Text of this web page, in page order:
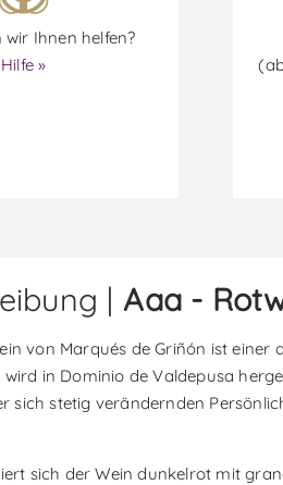
wir Ihnen helfen?
Hilfe »
| Aaa -
von Marqués de Griñón ist
in Dominio de Valdepusa
sich stetig verändernden
sich der Wein dunkelrot mit